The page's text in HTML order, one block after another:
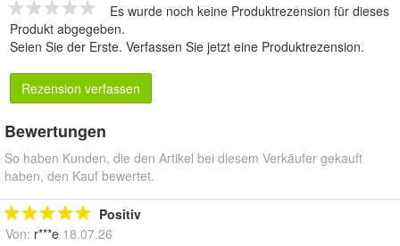
Es wurde noch keine Produktrezension für dieses
Produkt abgegeben.
Seien Sie der Erste. Verfassen Sie jetzt eine Produktrezension.
Rezension verfassen
Bewertungen
So haben Kunden, die den Artikel bei diesem Verkäufer gekauft
haben, den Kauf bewertet.
Positiv
Von: r***e 18.07.26